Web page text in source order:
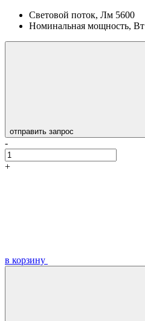
Световой поток, Лм 5600
Номинальная мощность, Вт
отправить запрос
-
+
в корзину